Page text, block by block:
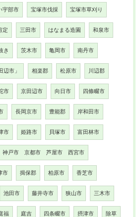
宇部市 宝塚市伐採 宝塚市草刈り
定 三田市 はなまる造園 和泉市
き 茨木市 亀岡市 南丹市
辺市」 相楽郡 松原市 川辺郡
市 京田辺市 向日市 四條畷市
長岡京市 豊能郡 岸和田市
市 姫路市 貝塚市 富田林市
神戸市 京都市 芦屋市 西宮市
市 揖保郡 柏原市 香芝市
池田市 藤井寺市 狭山市 三木市
福 庭吉 四条畷市 摂津市 除草